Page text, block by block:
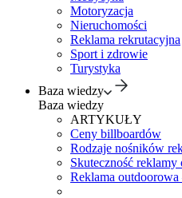
Motoryzacja
Nieruchomości
Reklama rekrutacyjna
Sport i zdrowie
Turystyka
Baza wiedzy
Baza wiedzy
ARTYKUŁY
Ceny billboardów
Rodzaje nośników
Skuteczność reklamy
Reklama